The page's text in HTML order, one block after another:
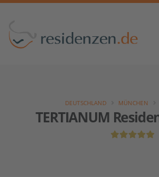
TERTIANUM
DEUTSCHLAND MÜNCHEN